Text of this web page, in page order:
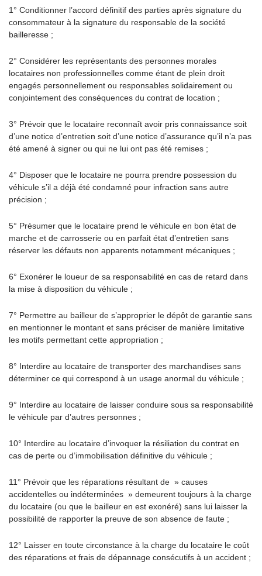
1° Conditionner l’accord définitif des parties après signature du
consommateur à la signature du responsable de la société
bailleresse ;
2° Considérer les représentants des personnes morales
locataires non professionnelles comme étant de plein droit
engagés personnellement ou responsables solidairement ou
conjointement des conséquences du contrat de location ;
3° Prévoir que le locataire reconnaît avoir pris connaissance soit
d’une notice d’entretien soit d’une notice d’assurance qu’il n’a pas
été amené à signer ou qui ne lui ont pas été remises ;
4° Disposer que le locataire ne pourra prendre possession du
véhicule s’il a déjà été condamné pour infraction sans autre
précision ;
5° Présumer que le locataire prend le véhicule en bon état de
marche et de carrosserie ou en parfait état d’entretien sans
réserver les défauts non apparents notamment mécaniques ;
6° Exonérer le loueur de sa responsabilité en cas de retard dans
la mise à disposition du véhicule ;
7° Permettre au bailleur de s’approprier le dépôt de garantie sans
en mentionner le montant et sans préciser de manière limitative
les motifs permettant cette appropriation ;
8° Interdire au locataire de transporter des marchandises sans
déterminer ce qui correspond à un usage anormal du véhicule ;
9° Interdire au locataire de laisser conduire sous sa responsabilité
le véhicule par d’autres personnes ;
10° Interdire au locataire d’invoquer la résiliation du contrat en
cas de perte ou d’immobilisation définitive du véhicule ;
11° Prévoir que les réparations résultant de » causes
accidentelles ou indéterminées » demeurent toujours à la charge
du locataire (ou que le bailleur en est exonéré) sans lui laisser la
possibilité de rapporter la preuve de son absence de faute ;
12° Laisser en toute circonstance à la charge du locataire le coût
des réparations et frais de dépannage consécutifs à un accident ;